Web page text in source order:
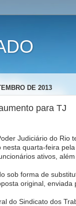
DE 2013
para TJ
Judiciário do Rio
nesta quarta-feira
ativos,
sob forma de
original,
do Sindicato dos